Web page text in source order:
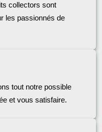
collectors sont
les passionnés de
tout notre possible
et vous satisfaire.